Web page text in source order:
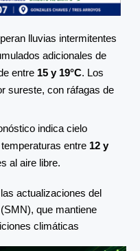
lluvias intermitentes
adicionales de
entre 15 y 19°C. Los
sureste, con ráfagas de
indica cielo
entre 12 y
al aire libre​.
actualizaciones del
que mantiene
climáticas​